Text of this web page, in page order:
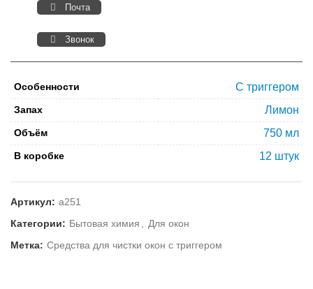
Почта
Звонок
Особенности С триггером
Запах Лимон
Объём 750 мл
В коробке 12 штук
Артикул: а251
Категории: Бытовая химия , Для окон
Метка: Средства для чистки окон с триггером